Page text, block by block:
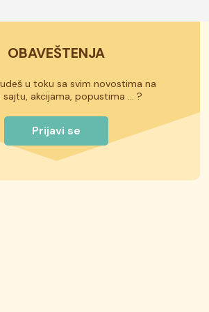
OBAVEŠTENJA
u toku sa svim novostima na
sajtu, akcijama, popustima ... ?
Prijavi se